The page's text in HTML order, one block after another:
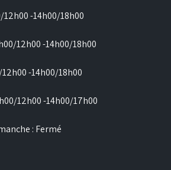
12h00 -14h00/18h00
12h00 -14h00/18h00
-14h00/18h00
12h00 -14h00/17h00
: Fermé